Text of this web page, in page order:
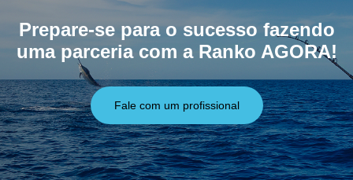
Prepare-se para o sucesso fazendo
uma parceria com a Ranko AGORA!
Fale com um profissional